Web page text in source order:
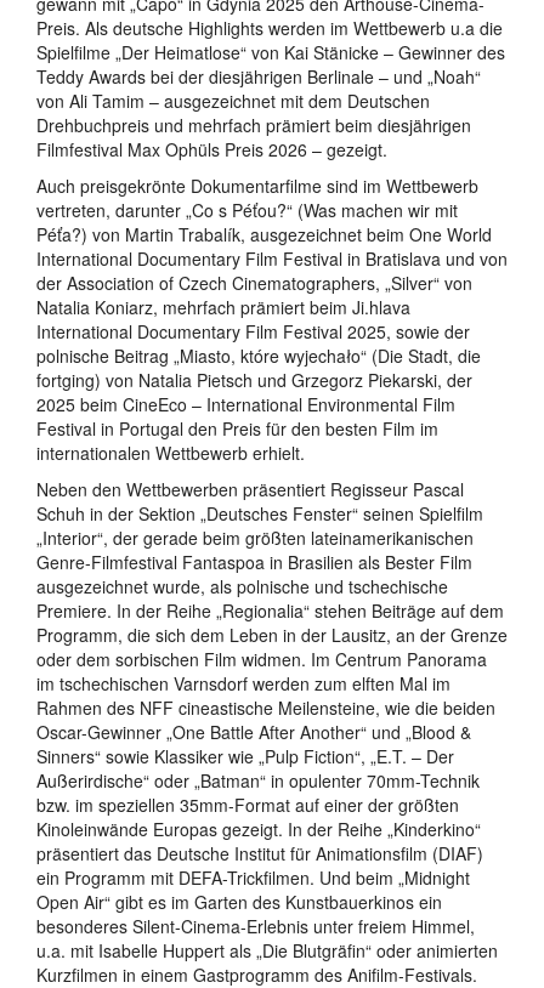
Preis. Als deutsche Highlights werden im Wettbewerb u.a die
Spielfilme „Der Heimatlose“ von Kai Stänicke – Gewinner des
Teddy Awards bei der diesjährigen Berlinale – und „Noah“
von Ali Tamim – ausgezeichnet mit dem Deutschen
Drehbuchpreis und mehrfach prämiert beim diesjährigen
Filmfestival Max Ophüls Preis 2026 – gezeigt.
Auch preisgekrönte Dokumentarfilme sind im Wettbewerb
vertreten, darunter „Co s Péťou?“ (Was machen wir mit
Péťa?) von Martin Trabalík, ausgezeichnet beim One World
International Documentary Film Festival in Bratislava und von
der Association of Czech Cinematographers, „Silver“ von
Natalia Koniarz, mehrfach prämiert beim Ji.hlava
International Documentary Film Festival 2025, sowie der
polnische Beitrag „Miasto, które wyjechało“ (Die Stadt, die
fortging) von Natalia Pietsch und Grzegorz Piekarski, der
2025 beim CineEco – International Environmental Film
Festival in Portugal den Preis für den besten Film im
internationalen Wettbewerb erhielt.
Neben den Wettbewerben präsentiert Regisseur Pascal
Schuh in der Sektion „Deutsches Fenster“ seinen Spielfilm
„Interior“, der gerade beim größten lateinamerikanischen
Genre-Filmfestival Fantaspoa in Brasilien als Bester Film
ausgezeichnet wurde, als polnische und tschechische
Premiere. In der Reihe „Regionalia“ stehen Beiträge auf dem
Programm, die sich dem Leben in der Lausitz, an der Grenze
oder dem sorbischen Film widmen. Im Centrum Panorama
im tschechischen Varnsdorf werden zum elften Mal im
Rahmen des NFF cineastische Meilensteine, wie die beiden
Oscar-Gewinner „One Battle After Another“ und „Blood &
Sinners“ sowie Klassiker wie „Pulp Fiction“, „E.T. – Der
Außerirdische“ oder „Batman“ in opulenter 70mm-Technik
bzw. im speziellen 35mm-Format auf einer der größten
Kinoleinwände Europas gezeigt. In der Reihe „Kinderkino“
präsentiert das Deutsche Institut für Animationsfilm (DIAF)
ein Programm mit DEFA-Trickfilmen. Und beim „Midnight
Open Air“ gibt es im Garten des Kunstbauerkinos ein
besonderes Silent-Cinema-Erlebnis unter freiem Himmel,
u.a. mit Isabelle Huppert als „Die Blutgräfin“ oder animierten
Kurzfilmen in einem Gastprogramm des Anifilm-Festivals.